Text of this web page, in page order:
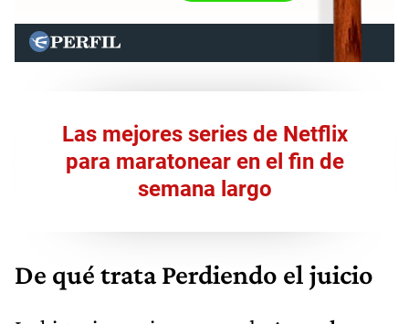
Las mejores series de Netflix
para maratonear en el fin de
semana largo
De qué trata Perdiendo el juicio